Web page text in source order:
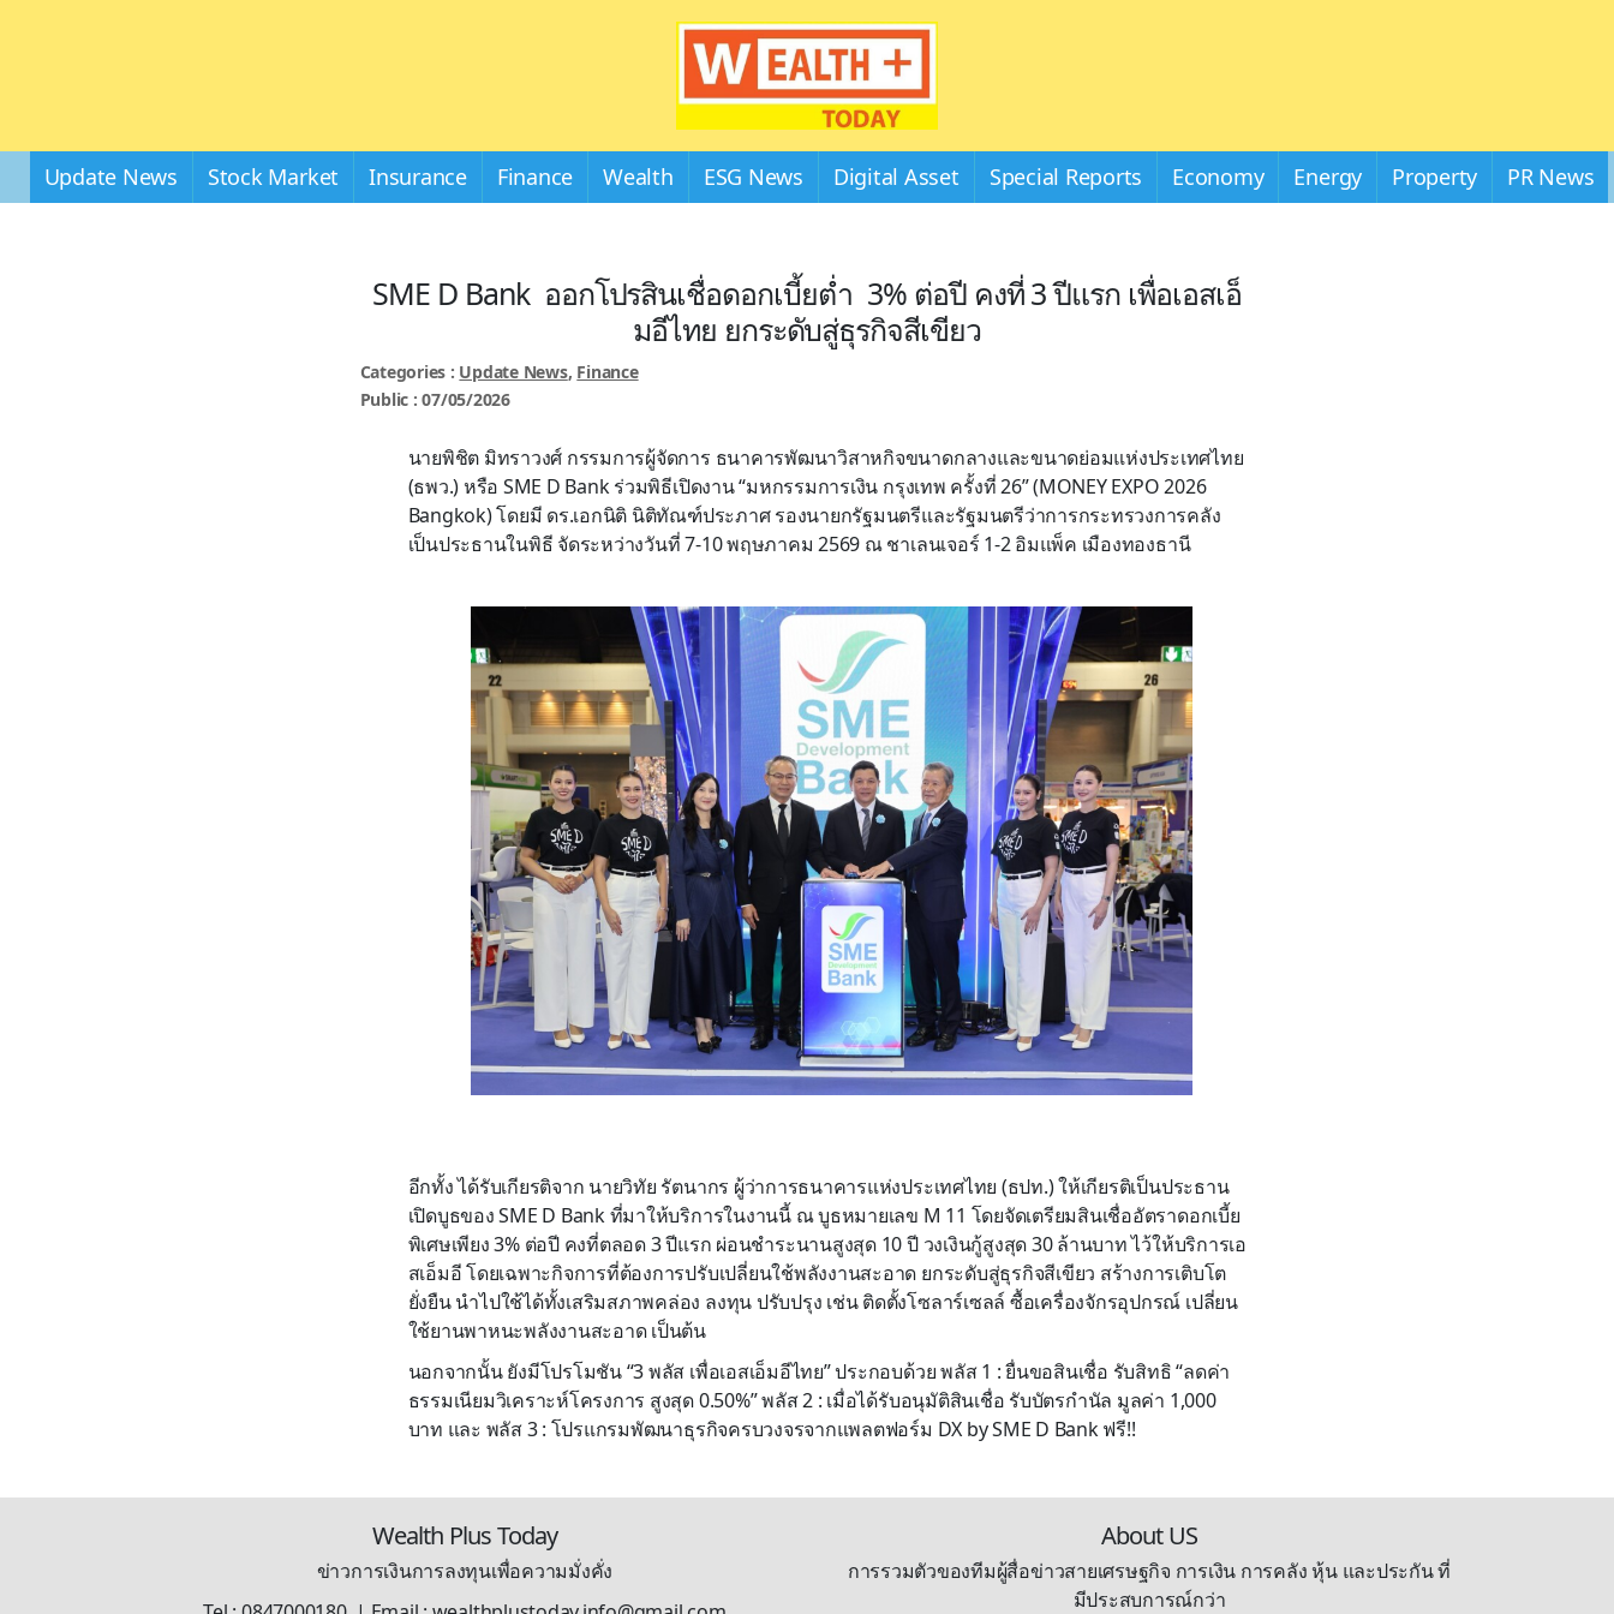
Update News Stock Market Insurance Finance Wealth ESG News Digital Asset Special Reports Economy Energy Property PR News
SME D Bank ออกโปรสินเชื่อดอกเบี้ยต่ำ 3% ต่อปี คงที่ 3 ปีแรก เพื่อเอสเอ็
มอีไทย ยกระดับสู่ธุรกิจสีเขียว
Categories : Update News, Finance
Public : 07/05/2026
นายพิชิต มิทราวงศ์ กรรมการผู้จัดการ ธนาคารพัฒนาวิสาหกิจขนาดกลางและขนาดย่อมแห่งประเทศไทย
(ธพว.) หรือ SME D Bank ร่วมพิธีเปิดงาน “มหกรรมการเงิน กรุงเทพ ครั้งที่ 26” (MONEY EXPO 2026
Bangkok) โดยมี ดร.เอกนิติ นิติทัณฑ์ประภาศ รองนายกรัฐมนตรีและรัฐมนตรีว่าการกระทรวงการคลัง
เป็นประธานในพิธี จัดระหว่างวันที่ 7-10 พฤษภาคม 2569 ณ ชาเลนเจอร์ 1-2 อิมแพ็ค เมืองทองธานี
อีกทั้ง ได้รับเกียรติจาก นายวิทัย รัตนากร ผู้ว่าการธนาคารแห่งประเทศไทย (ธปท.) ให้เกียรติเป็นประธาน
เปิดบูธของ SME D Bank ที่มาให้บริการในงานนี้ ณ บูธหมายเลข M 11 โดยจัดเตรียมสินเชื่ออัตราดอกเบี้ย
พิเศษเพียง 3% ต่อปี คงที่ตลอด 3 ปีแรก ผ่อนชำระนานสูงสุด 10 ปี วงเงินกู้สูงสุด 30 ล้านบาท ไว้ให้บริการเอ
สเอ็มอี โดยเฉพาะกิจการที่ต้องการปรับเปลี่ยนใช้พลังงานสะอาด ยกระดับสู่ธุรกิจสีเขียว สร้างการเติบโต
ยั่งยืน นำไปใช้ได้ทั้งเสริมสภาพคล่อง ลงทุน ปรับปรุง เช่น ติดตั้งโซลาร์เซลล์ ซื้อเครื่องจักรอุปกรณ์ เปลี่ยน
ใช้ยานพาหนะพลังงานสะอาด เป็นต้น
นอกจากนั้น ยังมีโปรโมชัน “3 พลัส เพื่อเอสเอ็มอีไทย” ประกอบด้วย พลัส 1 : ยื่นขอสินเชื่อ รับสิทธิ “ลดค่า
ธรรมเนียมวิเคราะห์โครงการ สูงสุด 0.50%” พลัส 2 : เมื่อได้รับอนุมัติสินเชื่อ รับบัตรกำนัล มูลค่า 1,000
บาท และ พลัส 3 : โปรแกรมพัฒนาธุรกิจครบวงจรจากแพลตฟอร์ม DX by SME D Bank ฟรี!!
Wealth Plus Today
ข่าวการเงินการลงทุนเพื่อความมั่งคั่ง
About US
การรวมตัวของทีมผู้สื่อข่าวสายเศรษฐกิจ การเงิน การคลัง หุ้น และประกัน ที่
มีประสบการณ์กว่า